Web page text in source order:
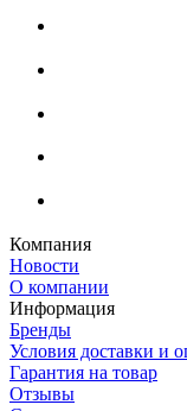
Компания
Новости
О компании
Информация
Бренды
Условия доставки и
Гарантия на товар
Отзывы